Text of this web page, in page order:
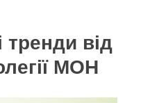
середовища
тренди від
МОН